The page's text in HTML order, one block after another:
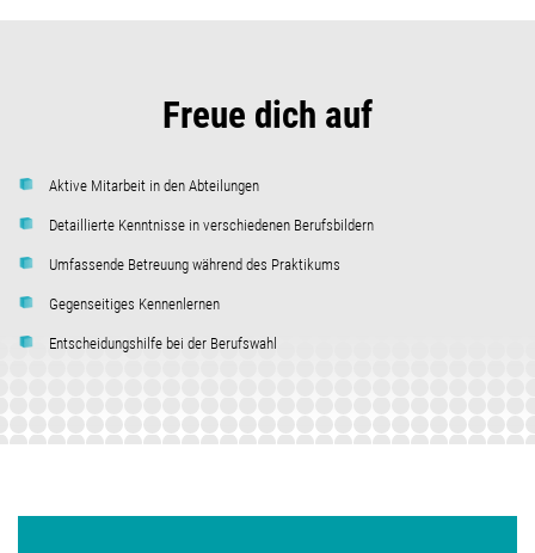
Freue dich auf
Aktive Mitarbeit in den Abteilungen
Detaillierte Kenntnisse in verschiedenen Berufsbildern
Umfassende Betreuung während des Praktikums
Gegenseitiges Kennenlernen
Entscheidungshilfe bei der Berufswahl